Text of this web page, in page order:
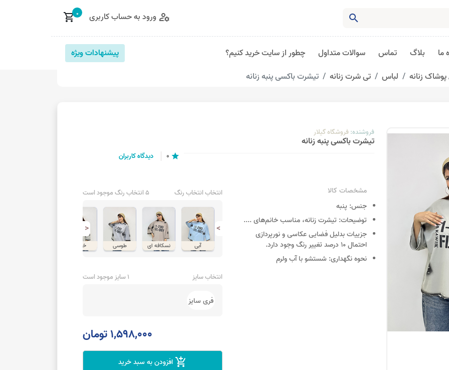
search
manage_accounts ورود به حساب کاربری shopping_cart0
ما بلاگ تماس سوالات متداول چطور از سایت خرید کنیم؟
پیشنهادات ویژه
پوشاک زنانه لباس تی شرت زنانه تیشرت باکسی پنبه زنانه
فروشنده: فروشگاه گیلار
تیشرت باکسی پنبه زنانه
star
0 دیدگاه کاربران
مشخصات کالا
جنس: پنبه
توضیحات: تیشرت زنانه، مناسب خانم‌های ....
جزییاتبدلیل فضایی عکاسی و نورپردازی
احتمال 10 درصد تغییر رنگ وجود دارد.
نحوه نگهداری: شستشو با آب ولرم
انتخاب انتخاب رنگ 5 انتخاب رنگ موجود است
< >
آبی نسکافه ای طوسی خاکی
انتخاب سایز 1 سایز موجود است
فری سایز
1,598,000 تومان
add_shopping_cart افزودن به سبد خرید